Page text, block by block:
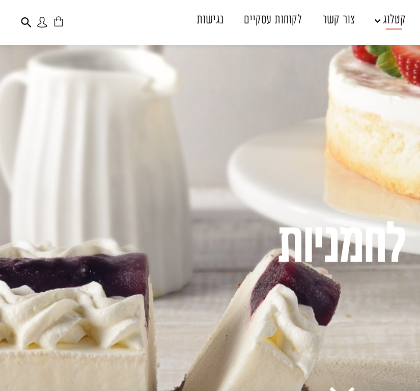
חלוניתחלונית
משתמש
קטלוג צור קשר לקוחות עסקיים נגישות
אין מוצרים בעגלה משתמש חדש/אורח
לחמניות